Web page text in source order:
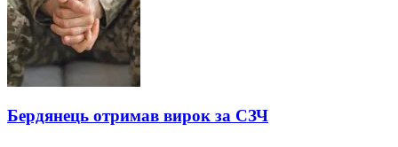
Бердянець отримав вирок за СЗЧ